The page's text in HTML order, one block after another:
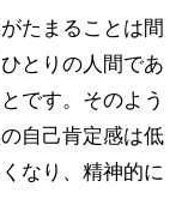
たまることは間
とりの人間であ
です。そのよう
自己肯定感は低
なり、精神的に